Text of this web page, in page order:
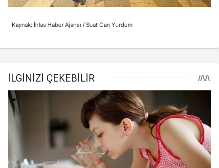
Kaynak: İhlas Haber Ajansı / Suat Can Yurdum